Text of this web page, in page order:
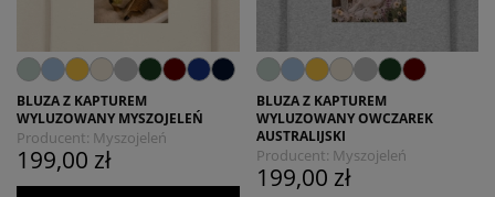
BLUZA Z KAPTUREM
WYLUZOWANY MYSZOJELEŃ
Producent: Myszojeleń
199,00 zł
BLUZA Z KAPTUREM
WYLUZOWANY OWCZAREK
AUSTRALIJSKI
Producent: Myszojeleń
199,00 zł